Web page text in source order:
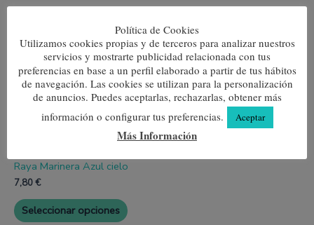
Raya Marinera Azul cielo
7,80€
Seleccionar opciones
producto
tiene
múltiples
variantes.
Las
opciones
se
pueden
elegir
en
página
Política de Cookies
Utilizamos cookies propias y de terceros para analizar nuestros
servicios y mostrarte publicidad relacionada con tus
preferencias en base a un perfil elaborado a partir de tus hábitos
de navegación. Las cookies se utilizan para la personalización
de anuncios. Puedes aceptarlas, rechazarlas, obtener más
información o configurar tus preferencias.
Aceptar
Más Información